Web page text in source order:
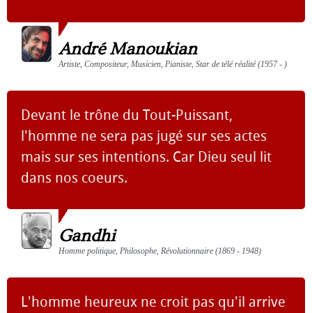
André Manoukian
Artiste, Compositeur, Musicien, Pianiste, Star de télé réalité (1957 - )
Devant le trône du Tout-Puissant,
l'homme ne sera pas jugé sur ses actes
mais sur ses intentions. Car Dieu seul lit
dans nos coeurs.
Gandhi
Homme politique, Philosophe, Révolutionnaire (1869 - 1948)
L'homme heureux ne croit pas qu'il arrive